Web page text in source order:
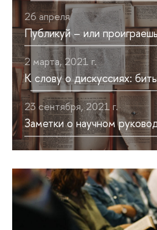
26 апреля
Публикуй – или
2 марта, 2021 г.
К слову о дискуссиях:
23 сентября, 2021 г.
Заметки о научном